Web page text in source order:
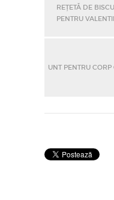
REȚETĂ DE
PENTRU
UNT PENTRU CORP